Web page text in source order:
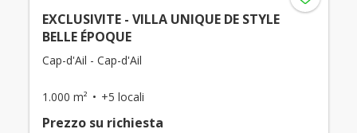
EXCLUSIVITE - VILLA UNIQUE DE STYLE
BELLE ÉPOQUE
Cap-d'Ail - Cap-d'Ail
1.000 m² +5 locali
Prezzo su richiesta